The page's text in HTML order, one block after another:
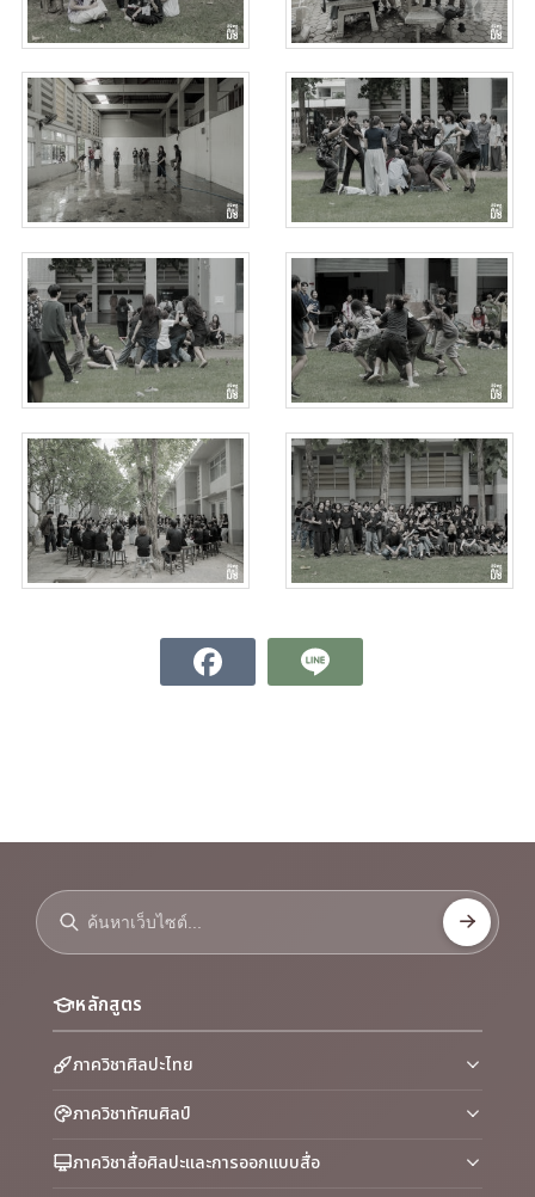
หลักสูตร
ภาควิชาศิลปะไทย
ภาควิชาทัศนศิลป์
ภาควิชาสื่อศิลปะและการออกแบบสื่อ